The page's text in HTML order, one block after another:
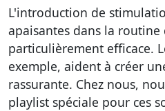
L'introduction de
apaisantes dans la
particulièrement efficace.
exemple, aident à créer
rassurante. Chez nous,
playlist spéciale pour ces